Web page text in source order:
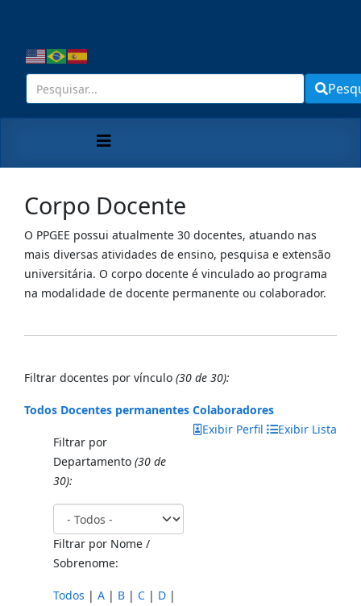
Corpo Docente
O PPGEE possui atualmente 30 docentes, atuando nas
mais diversas atividades de ensino, pesquisa e extensão
universitária. O corpo docente é vinculado ao programa
na modalidade de docente permanente ou colaborador.
Filtrar docentes por vínculo (30 de 30):
Todos Docentes permanentes Colaboradores
Exibir Perfil
Exibir Lista
Filtrar por
Departamento (30 de
30):
Filtrar por Nome /
Sobrenome:
Todos | A | B | C | D |